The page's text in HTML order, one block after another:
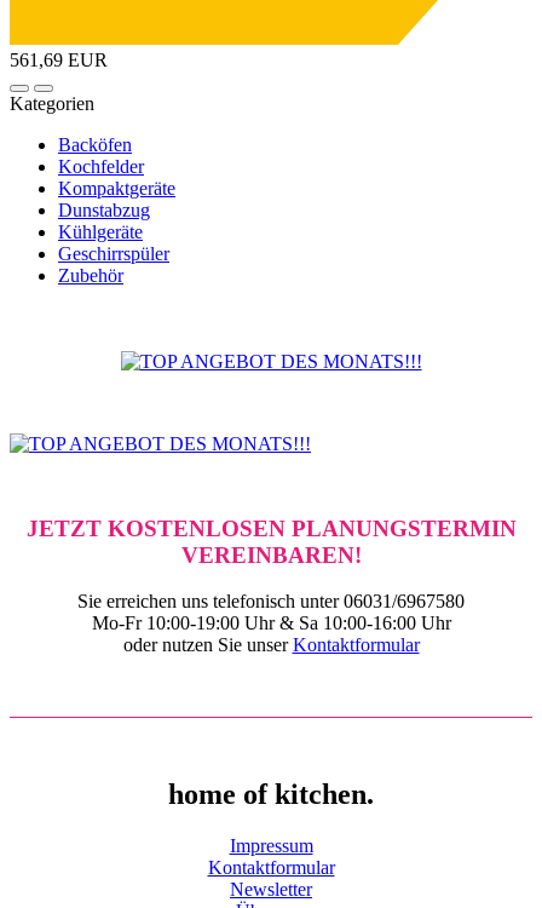
561,69 EUR
Kategorien
Backöfen
Kochfelder
Kompaktgeräte
Dunstabzug
Kühlgeräte
Geschirrspüler
Zubehör
JETZT KOSTENLOSEN PLANUNGSTERMIN
VEREINBAREN!
Sie erreichen uns telefonisch unter 06031/6967580
Mo-Fr 10:00-19:00 Uhr & Sa 10:00-16:00 Uhr
oder nutzen Sie unserKontaktformular
home of kitchen.
Impressum
Kontaktformular
Newsletter